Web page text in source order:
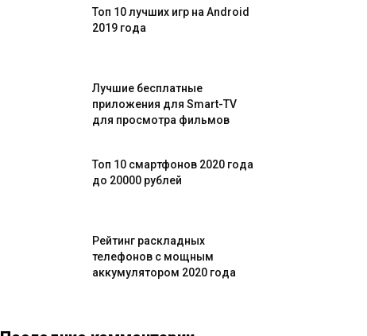
Топ 10 лучших игр на Android
2019 года
Лучшие бесплатные
приложения для Smart-TV
для просмотра фильмов
Топ 10 смартфонов 2020 года
до 20000 рублей
Рейтинг раскладных
телефонов с мощным
аккумулятором 2020 года